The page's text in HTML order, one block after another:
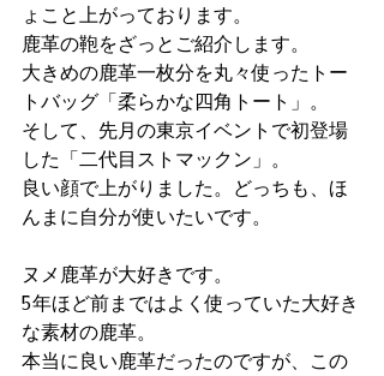
ょこと上がっております。
鹿革の鞄をざっとご紹介します。
大きめの鹿革一枚分を丸々使ったトー
トバッグ「柔らかな四角トート」。
そして、先月の東京イベントで初登場
した「二代目ストマックン」。
良い顔で上がりました。どっちも、ほ
んまに自分が使いたいです。
ヌメ鹿革が大好きです。
5年ほど前まではよく使っていた大好き
な素材の鹿革。
本当に良い鹿革だったのですが、この